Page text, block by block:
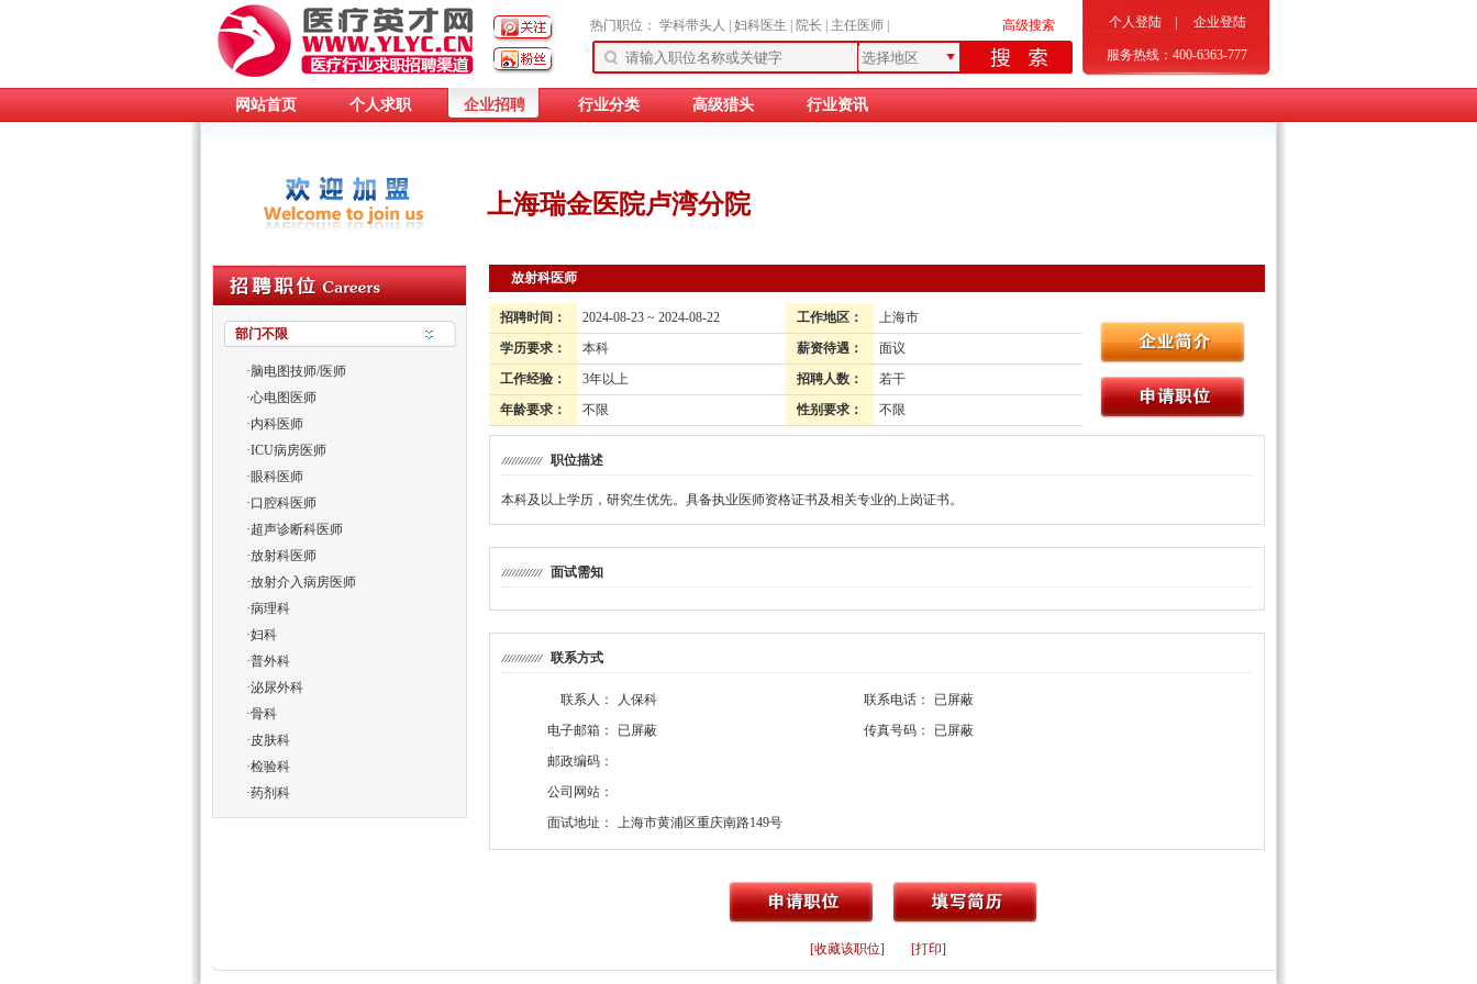
热门职位： 学科带头人 妇科医生 院长 主任医师 高级搜索 个人登陆| 企业登陆
服务热线：400-6363-777
网站首页 个人求职 企业招聘 行业分类 高级猎头 行业资讯
上海瑞金医院卢湾分院
部门不限
·脑电图技师/医师
·心电图医师
·内科医师
·ICU病房医师
·眼科医师
·口腔科医师
·超声诊断科医师
·放射科医师
·放射介入病房医师
·病理科
·妇科
·普外科
·泌尿外科
·骨科
·皮肤科
·检验科
·药剂科
放射科医师
招聘时间： 2024-08-23 ~ 2024-08-22 工作地区：
上海市
学历要求：
本科 薪资待遇：
面议
工作经验：
3年以上 招聘人数：
若干
年龄要求：
不限 性别要求： 不限
职位描述
本科及以上学历，研究生优先。具备执业医师资格证书及相关专业的上岗证书。
面试需知
联系方式
联系人： 人保科 联系电话：
已屏蔽
电子邮箱：
已屏蔽 传真号码：
已屏蔽
邮政编码：
公司网站：
面试地址：
上海市黄浦区重庆南路149号
[收藏该职位] [打印]